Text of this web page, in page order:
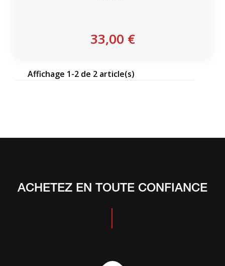
33,00 €
Affichage 1-2 de 2 article(s)
ACHETEZ EN TOUTE CONFIANCE